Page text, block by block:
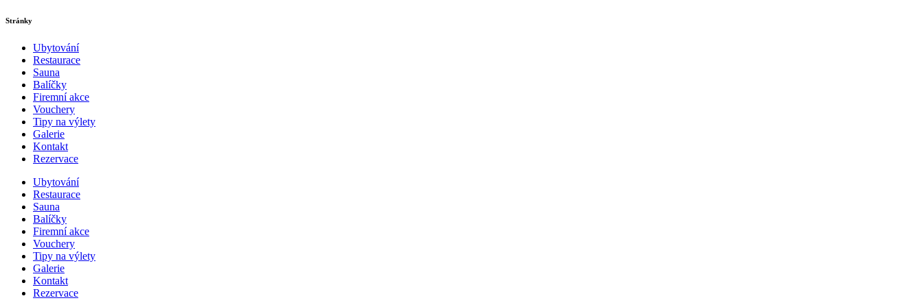
Stránky
Ubytování
Restaurace
Sauna
Balíčky
Firemní akce
Vouchery
Tipy na výlety
Galerie
Kontakt
Rezervace
Ubytování
Restaurace
Sauna
Balíčky
Firemní akce
Vouchery
Tipy na výlety
Galerie
Kontakt
Rezervace